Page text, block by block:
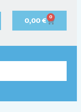
0,00€ 0